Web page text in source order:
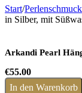
Start/Perlenschmuck
in Silber, mit
Arkandi Pearl
€55.00
In den Warenkorb